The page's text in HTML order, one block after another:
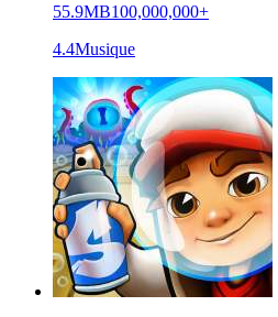
55.9MB100,000,000+
4.4Musique